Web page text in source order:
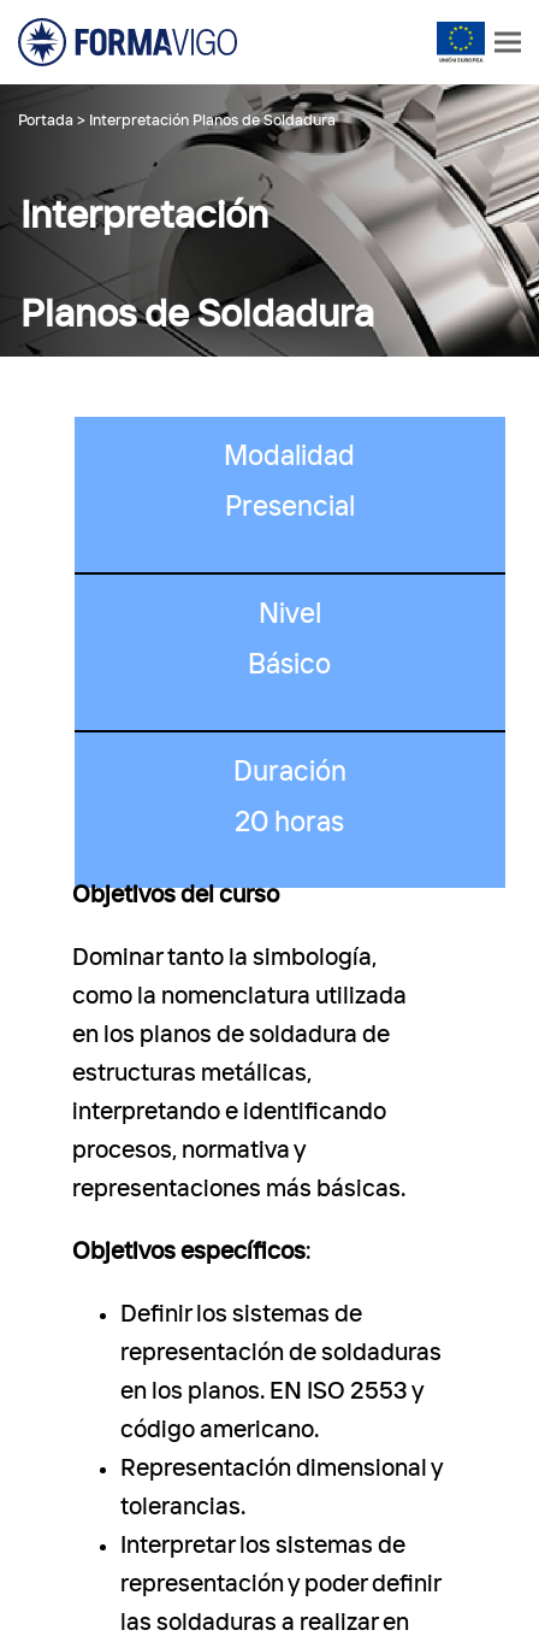
Portada > Interpretación Planos de Soldadura
Interpretación
Planos de Soldadura
Modalidad
Presencial
Nivel
Básico
Duración
20 horas
Objetivos del curso
Dominar tanto la simbología,
como la nomenclatura utilizada
en los planos de soldadura de
estructuras metálicas,
interpretando e identificando
procesos, normativa y
representaciones más básicas.
Objetivos específicos:
Definir los sistemas de
representación de soldaduras
en los planos. EN ISO 2553 y
código americano.
Representación dimensional y
tolerancias.
Interpretar los sistemas de
representación y poder definir
las soldaduras a realizar en